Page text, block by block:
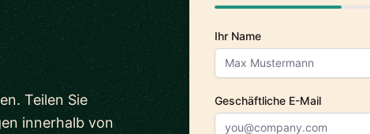
Teilen Sie
innerhalb von
Ihr Name
Geschäftliche E-Mail